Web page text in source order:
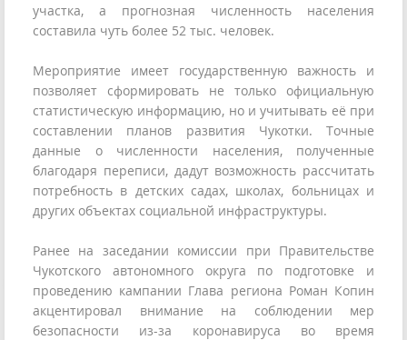
участка, а прогнозная численность населения
составила чуть более 52 тыс. человек.
Мероприятие имеет государственную важность и
позволяет сформировать не только официальную
статистическую информацию, но и учитывать её при
составлении планов развития Чукотки. Точные
данные о численности населения, полученные
благодаря переписи, дадут возможность рассчитать
потребность в детских садах, школах, больницах и
других объектах социальной инфраструктуры.
Ранее на заседании комиссии при Правительстве
Чукотского автономного округа по подготовке и
проведению кампании Глава региона Роман Копин
акцентировал внимание на соблюдении мер
безопасности из-за коронавируса во время